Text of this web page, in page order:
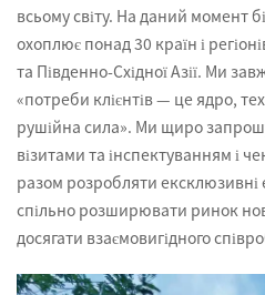
всьому світу. На даний момент
охоплює понад 30 країн і
та Південно-Східної Азії. Ми
«потреби клієнтів — це ядро,
рушійна сила». Ми щиро
візитами та інспектуванням і
разом розробляти ексклюзивні
спільно розширювати ринок
досягати взаємовигідного